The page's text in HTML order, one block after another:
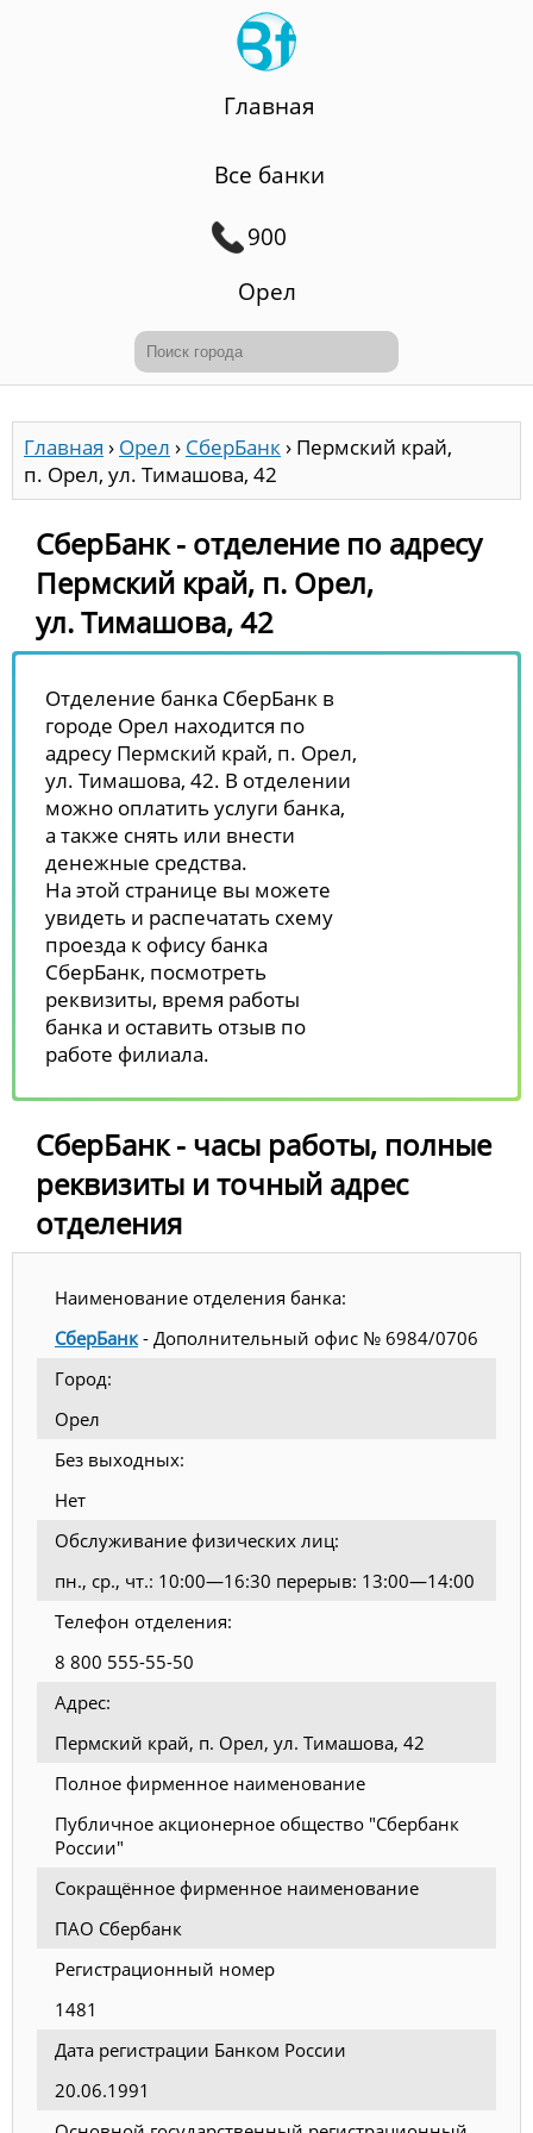
Главная
Все банки
900
Орел
Главная › Орел › СберБанк› Пермский край,
п. Орел, ул. Тимашова, 42
СберБанк - отделение по адресу
Пермский край, п. Орел,
ул. Тимашова, 42
Отделение банка СберБанк в
городе Орел находится по
адресу Пермский край, п. Орел,
ул. Тимашова, 42. В отделении
можно оплатить услуги банка,
а также снять или внести
денежные средства.
На этой странице вы можете
увидеть и распечатать схему
проезда к офису банка
СберБанк, посмотреть
реквизиты, время работы
банка и оставить отзыв по
работе филиала.
СберБанк - часы работы, полные
реквизиты и точный адрес
отделения
Наименование отделения банка:
СберБанк - Дополнительный офис № 6984/0706
Город:
Орел
Без выходных:
Нет
Обслуживание физических лиц:
пн., ср., чт.: 10:00—16:30 перерыв: 13:00—14:00
Телефон отделения:
8 800 555-55-50
Адрес:
Пермский край, п. Орел, ул. Тимашова, 42
Полное фирменное наименование
Публичное акционерное общество "Сбербанк
России"
Сокращённое фирменное наименование
ПАО Сбербанк
Регистрационный номер
1481
Дата регистрации Банком России
20.06.1991